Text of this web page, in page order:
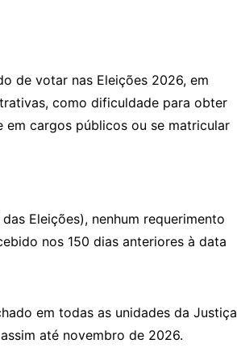
de votar nas Eleições 2026, em
como dificuldade para obter
cargos públicos ou se matricular
Eleições), nenhum requerimento
nos 150 dias anteriores à data
em todas as unidades da Justiça
até novembro de 2026.